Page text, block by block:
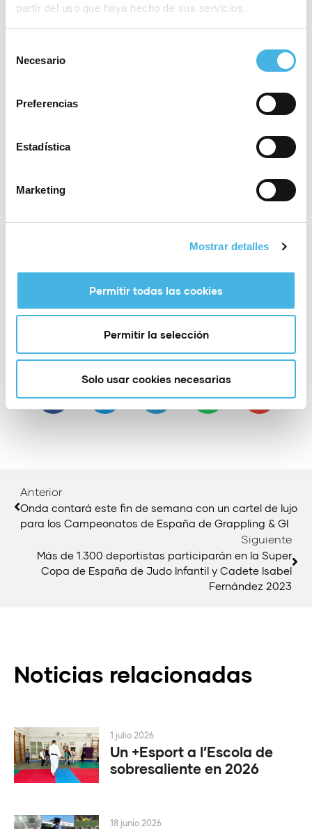
partir del uso que haya hecho de sus servicios.
Necesario
Preferencias
Estadística
Marketing
Mostrar detalles
Permitir todas las cookies
Permitir la selección
Solo usar cookies necesarias
Compartir:
Anterior
Onda contará este fin de semana con un cartel de lujo
para los Campeonatos de España de Grappling & GI
Siguiente
Más de 1.300 deportistas participarán en la Super
Copa de España de Judo Infantil y Cadete Isabel
Fernández 2023
Noticias relacionadas
Un +Esport a l’Escola de
sobresaliente en 2026
1 julio 2026
18 junio 2026